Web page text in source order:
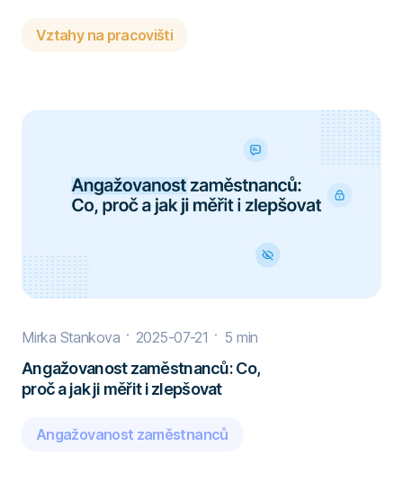
Vztahy na pracovišti
Mirka Stankova 2025-07-21 5 min
Angažovanost zaměstnanců: Co,
proč a jak ji měřit i zlepšovat
Angažovanost zaměstnanců